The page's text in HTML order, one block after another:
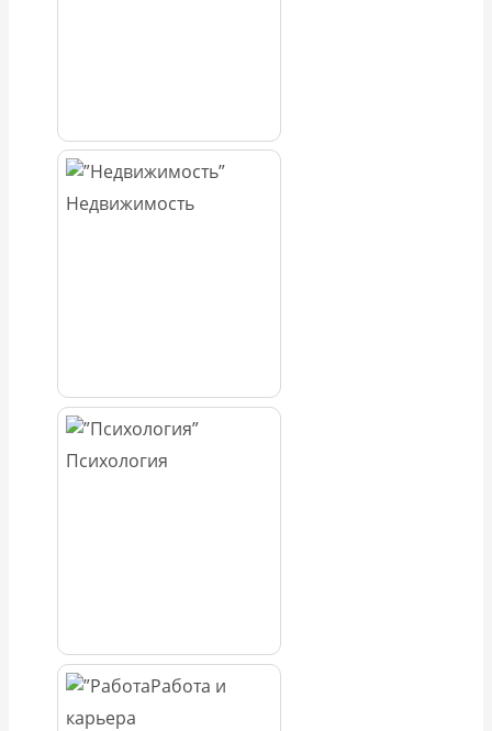
Недвижимость
Психология
Работа и
карьера